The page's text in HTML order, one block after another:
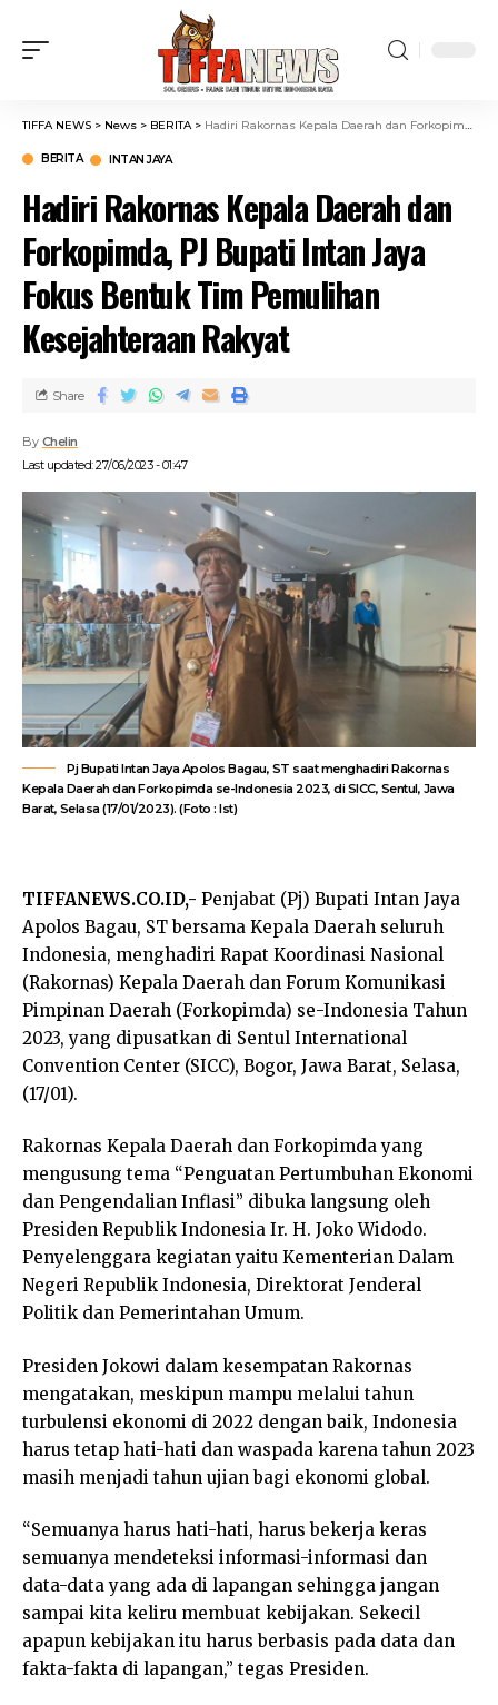
TIFFA NEWS > News > BERITA> Hadiri Rakornas Kepala Daerah dan Forkopimda, PJ Bupati Intan Jaya Fokus Bentuk Tim Pemulihan Kesejahteraan Rakyat
BERITA INTAN JAYA
Hadiri Rakornas Kepala Daerah dan
Forkopimda, PJ Bupati Intan Jaya
Fokus Bentuk Tim Pemulihan
Kesejahteraan Rakyat
Last updated: 27/06/2023 - 01:47
By Chelin
Share
Pj Bupati Intan Jaya Apolos Bagau, ST saat menghadiri Rakornas
Kepala Daerah dan Forkopimda se-Indonesia 2023, di SICC, Sentul, Jawa
Barat, Selasa (17/01/2023). (Foto : Ist)
TIFFANEWS.CO.ID,- Penjabat (Pj) Bupati Intan Jaya
Apolos Bagau, ST bersama Kepala Daerah seluruh
Indonesia, menghadiri Rapat Koordinasi Nasional
(Rakornas) Kepala Daerah dan Forum Komunikasi
Pimpinan Daerah (Forkopimda) se-Indonesia Tahun
2023, yang dipusatkan di Sentul International
Convention Center (SICC), Bogor, Jawa Barat, Selasa,
(17/01).
Rakornas Kepala Daerah dan Forkopimda yang
mengusung tema “Penguatan Pertumbuhan Ekonomi
dan Pengendalian Inflasi” dibuka langsung oleh
Presiden Republik Indonesia Ir. H. Joko Widodo.
Penyelenggara kegiatan yaitu Kementerian Dalam
Negeri Republik Indonesia, Direktorat Jenderal
Politik dan Pemerintahan Umum.
Presiden Jokowi dalam kesempatan Rakornas
mengatakan, meskipun mampu melalui tahun
turbulensi ekonomi di 2022 dengan baik, Indonesia
harus tetap hati-hati dan waspada karena tahun 2023
masih menjadi tahun ujian bagi ekonomi global.
“Semuanya harus hati-hati, harus bekerja keras
semuanya mendeteksi informasi-informasi dan
data-data yang ada di lapangan sehingga jangan
sampai kita keliru membuat kebijakan. Sekecil
apapun kebijakan itu harus berbasis pada data dan
fakta-fakta di lapangan,” tegas Presiden.